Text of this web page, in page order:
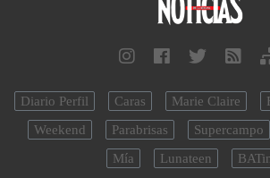
Diario Perfil Caras Marie Claire
Weekend
Parabrisas Supercampo
Mía
Lunateen